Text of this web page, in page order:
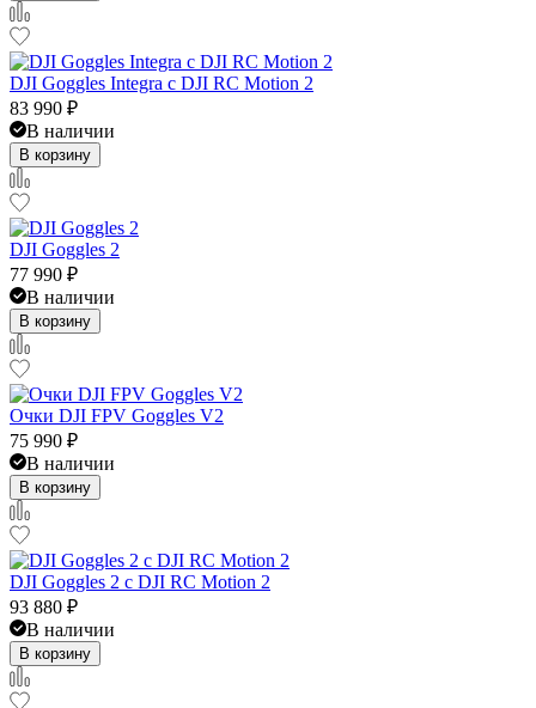
DJI Goggles Integra с DJI RC Motion 2
83 990 ₽
В наличии
В корзину
DJI Goggles 2
77 990 ₽
В наличии
В корзину
Очки DJI FPV Goggles V2
75 990 ₽
В наличии
В корзину
DJI Goggles 2 с DJI RC Motion 2
93 880 ₽
В наличии
В корзину